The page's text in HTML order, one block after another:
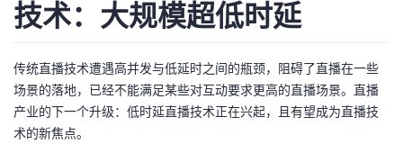
技术：大规模超低时延
传统直播技术遭遇高并发与低延时之间的瓶颈，阻碍了直播在一些
场景的落地，已经不能满足某些对互动要求更高的直播场景。直播
产业的下一个升级：低时延直播技术正在兴起，且有望成为直播技
术的新焦点。